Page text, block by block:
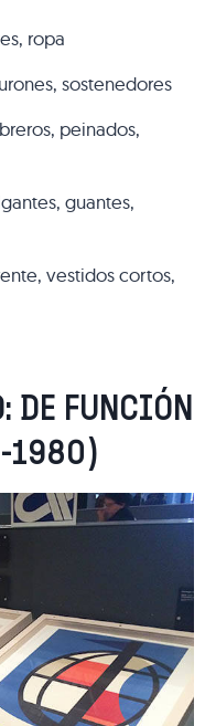
ropa
sostenedores
peinados,
guantes,
vestidos cortos,
DE FUNCIÓN
1980)